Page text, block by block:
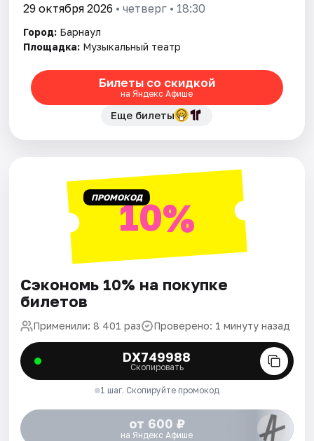
29 октября 2026 • четверг • 18:30
Город: Барнаул
Площадка: Музыкальный театр
Билеты со скидкой
на Яндекс Афише
Еще билеты
ПРОМОКОД10%
Сэкономь 10% на покупке
билетов
Применили: 8 401 раз Проверено: 1 минуту назад
DX749988
Скопировать
1 шаг. Скопируйте промокод
от 600 ₽
на Яндекс Афише